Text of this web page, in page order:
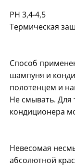
РН 3,4-4,5
Термическая
Способ
шампуня и
полотенцем и
Не смывать. Для
кондиционера
Невесомая
абсолютной